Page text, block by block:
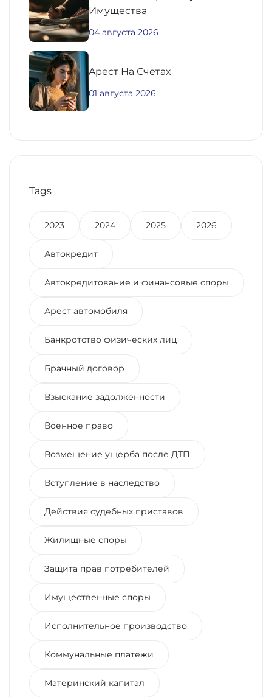
Имущества
04 августа 2026
Aрест На Счетах
01 августа 2026
Tags
2023 2024 2025 2026
Автокредит
Автокредитование и финансовые споры
Арест автомобиля
Банкротство физических лиц
Брачный договор
Взыскание задолженности
Военное право
Возмещение ущерба после ДТП
Вступление в наследство
Действия судебных приставов
Жилищные споры
Защита прав потребителей
Имущественные споры
Исполнительное производство
Коммунальные платежи
Материнский капитал